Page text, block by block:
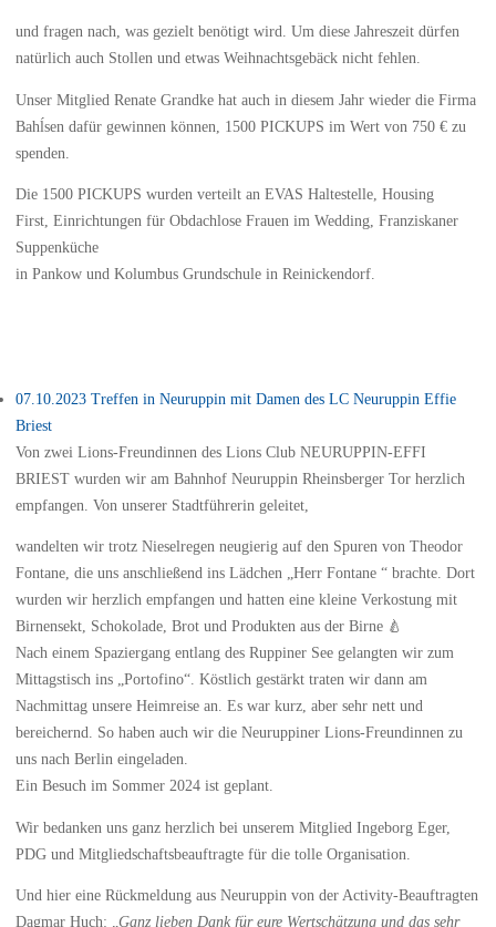
und fragen nach, was gezielt benötigt wird. Um diese Jahreszeit dürfen
natürlich auch Stollen und etwas Weihnachtsgebäck nicht fehlen.
Unser Mitglied Renate Grandke hat auch in diesem Jahr wieder die Firma
Bahĺsen dafür gewinnen können, 1500 PICKUPS im Wert von 750 € zu
spenden.
Die 1500 PICKUPS wurden verteilt an EVAS Haltestelle, Housing
First, Einrichtungen für Obdachlose Frauen im Wedding, Franziskaner
Suppenküche
in Pankow und Kolumbus Grundschule in Reinickendorf.
07.10.2023 Treffen in Neuruppin mit Damen des LC Neuruppin Effie
Briest
Von zwei Lions-Freundinnen des Lions Club NEURUPPIN-EFFI
BRIEST wurden wir am Bahnhof Neuruppin Rheinsberger Tor herzlich
empfangen. Von unserer Stadtführerin geleitet,
wandelten wir trotz Nieselregen neugierig auf den Spuren von Theodor
Fontane, die uns anschließend ins Lädchen „Herr Fontane “ brachte. Dort
wurden wir herzlich empfangen und hatten eine kleine Verkostung mit
Birnensekt, Schokolade, Brot und Produkten aus der Birne 🍐
Nach einem Spaziergang entlang des Ruppiner See gelangten wir zum
Mittagstisch ins „Portofino“. Köstlich gestärkt traten wir dann am
Nachmittag unsere Heimreise an. Es war kurz, aber sehr nett und
bereichernd. So haben auch wir die Neuruppiner Lions-Freundinnen zu
uns nach Berlin eingeladen.
Ein Besuch im Sommer 2024 ist geplant.
Wir bedanken uns ganz herzlich bei unserem Mitglied Ingeborg Eger,
PDG und Mitgliedschaftsbeauftragte für die tolle Organisation.
Und hier eine Rückmeldung aus Neuruppin von der Activity-Beauftragten
Dagmar Huch: „Ganz lieben Dank für eure Wertschätzung und das sehr